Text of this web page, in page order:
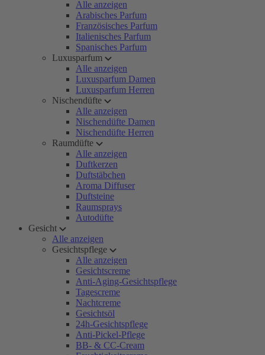
Alle anzeigen
Arabisches Parfum
Französisches Parfum
Italienisches Parfum
Spanisches Parfum
Luxusparfum
Alle anzeigen
Luxusparfum Damen
Luxusparfum Herren
Nischendüfte
Alle anzeigen
Nischendüfte Damen
Nischendüfte Herren
Raumdüfte
Alle anzeigen
Duftkerzen
Duftstäbchen
Aroma Diffuser
Duftsteine
Raumsprays
Autodüfte
Gesicht
Alle anzeigen
Gesichtspflege
Alle anzeigen
Gesichtscreme
Anti-Aging-Gesichtspflege
Tagescreme
Nachtcreme
Gesichtsöl
24h-Gesichtspflege
Anti-Pickel-Pflege
BB- & CC-Cream